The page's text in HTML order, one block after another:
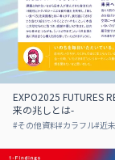
EXPO2025 FUTURES
来の兆しとは-
#その他資料#カラフル#近